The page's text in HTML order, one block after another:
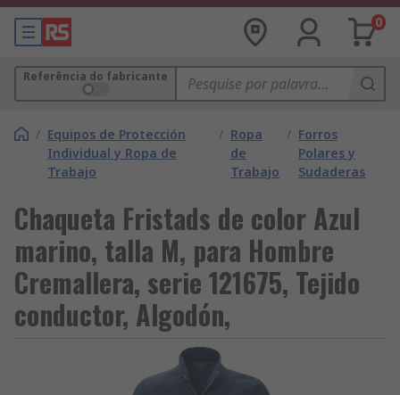
0
Referência do fabricante
/ Equipos de Protección
Individual y Ropa de
Trabajo
/ Ropa
de
Trabajo
/ Forros
Polares y
Sudaderas
Chaqueta Fristads de color Azul
marino, talla M, para Hombre
Cremallera, serie 121675, Tejido
conductor, Algodón,